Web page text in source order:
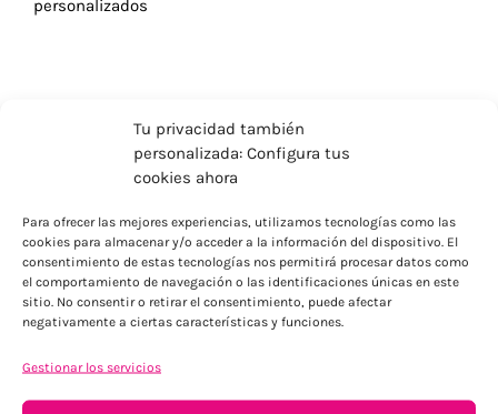
Tu privacidad también
personalizada: Configura tus
cookies ahora
Para ofrecer las mejores experiencias, utilizamos tecnologías como las
cookies para almacenar y/o acceder a la información del dispositivo. El
consentimiento de estas tecnologías nos permitirá procesar datos como
el comportamiento de navegación o las identificaciones únicas en este
sitio. No consentir o retirar el consentimiento, puede afectar
negativamente a ciertas características y funciones.
Gestionar los servicios
personalizados
ENVÍOS ECONÓMICOS
Para Península, resto consultar